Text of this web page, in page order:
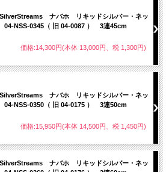
ナバホ リキッドシルバー・ネッ
NSS-0345（ 旧 04-0087 ） 3連45cm
価格:14,300円(本体 13,000円、税 1,300円)
ナバホ リキッドシルバー・ネッ
NSS-0350（ 旧 04-0175 ） 3連50cm
価格:15,950円(本体 14,500円、税 1,450円)
ナバホ リキッドシルバー・ネッ